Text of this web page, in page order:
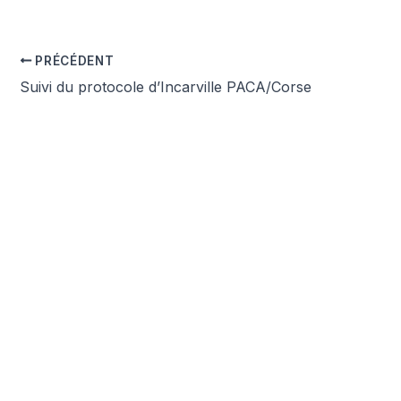
PRÉCÉDENT
Suivi du protocole d’Incarville PACA/Corse